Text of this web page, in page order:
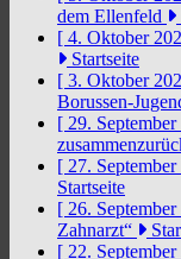
dem Ellenfeld
[ 4. Oktober
Startseite
[ 3. Oktober
Borussen-
[ 29.
[ 27.
Startseite
[ 26.
Zahnarzt“
[ 22.